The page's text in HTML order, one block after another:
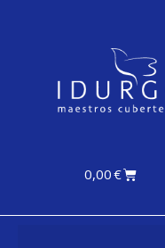
0,00€